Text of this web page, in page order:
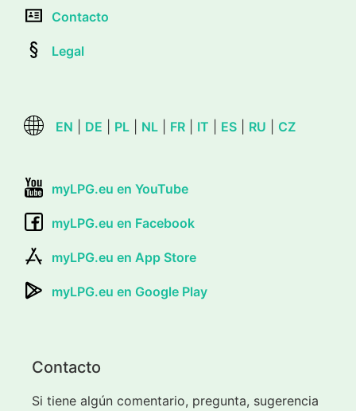
Contacto
Legal
EN DE PL NL FR IT ES RU CZ
myLPG.eu en YouTube
myLPG.eu en Facebook
myLPG.eu en App Store
myLPG.eu en Google Play
Contacto
Si tiene algún comentario, pregunta, sugerencia